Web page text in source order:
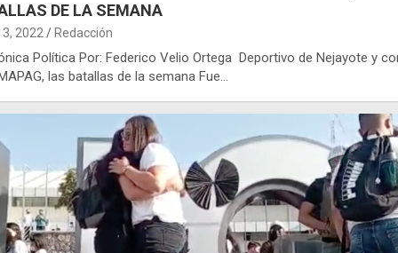
DE LA SEMANA
2022 Redacción
Política Por: Federico Velio Ortega Deportivo de Nejayote y
las batallas de la semana Fue…